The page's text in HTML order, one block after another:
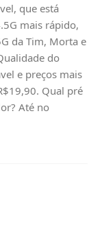
que está
mais rápido,
da Tim, Morta e
do
e preços mais
Qual pré
Até no